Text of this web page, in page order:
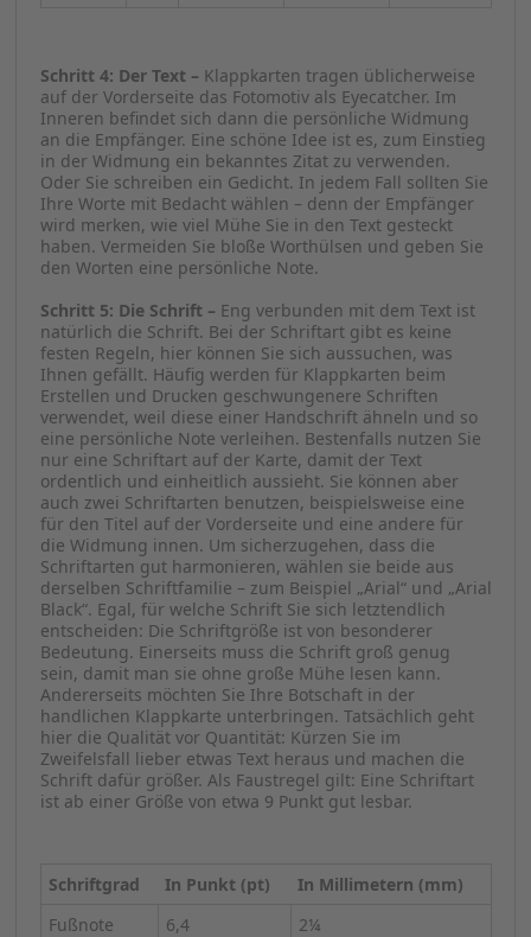
Schritt 4: Der Text – Klappkarten tragen üblicherweise
auf der Vorderseite das Fotomotiv als Eyecatcher. Im
Inneren befindet sich dann die persönliche Widmung
an die Empfänger. Eine schöne Idee ist es, zum Einstieg
in der Widmung ein bekanntes Zitat zu verwenden.
Oder Sie schreiben ein Gedicht. In jedem Fall sollten Sie
Ihre Worte mit Bedacht wählen – denn der Empfänger
wird merken, wie viel Mühe Sie in den Text gesteckt
haben. Vermeiden Sie bloße Worthülsen und geben Sie
den Worten eine persönliche Note.
Schritt 5: Die Schrift – Eng verbunden mit dem Text ist
natürlich die Schrift. Bei der Schriftart gibt es keine
festen Regeln, hier können Sie sich aussuchen, was
Ihnen gefällt. Häufig werden für Klappkarten beim
Erstellen und Drucken geschwungenere Schriften
verwendet, weil diese einer Handschrift ähneln und so
eine persönliche Note verleihen. Bestenfalls nutzen Sie
nur eine Schriftart auf der Karte, damit der Text
ordentlich und einheitlich aussieht. Sie können aber
auch zwei Schriftarten benutzen, beispielsweise eine
für den Titel auf der Vorderseite und eine andere für
die Widmung innen. Um sicherzugehen, dass die
Schriftarten gut harmonieren, wählen sie beide aus
derselben Schriftfamilie – zum Beispiel „Arial“ und „Arial
Black“. Egal, für welche Schrift Sie sich letztendlich
entscheiden: Die Schriftgröße ist von besonderer
Bedeutung. Einerseits muss die Schrift groß genug
sein, damit man sie ohne große Mühe lesen kann.
Andererseits möchten Sie Ihre Botschaft in der
handlichen Klappkarte unterbringen. Tatsächlich geht
hier die Qualität vor Quantität: Kürzen Sie im
Zweifelsfall lieber etwas Text heraus und machen die
Schrift dafür größer. Als Faustregel gilt: Eine Schriftart
ist ab einer Größe von etwa 9 Punkt gut lesbar.
Schriftgrad In Punkt (pt)
In Millimetern (mm)
Fußnote
6,4
2¼